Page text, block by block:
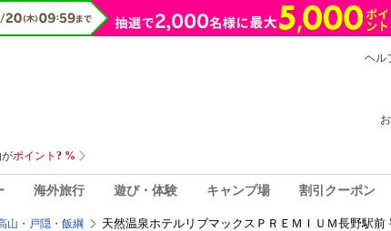
ヘル
海外旅行 遊び・体験 キャンプ場 割引クーポン
山・戸隠・飯綱 天然温泉ホテルリブマックスＰＲＥＭＩＵＭ長野駅前